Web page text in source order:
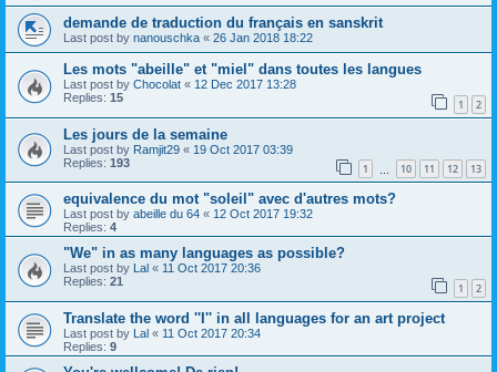
demande de traduction du français en sanskrit
Last post by nanouschka « 26 Jan 2018 18:22
Les mots "abeille" et "miel" dans toutes les langues
Last post by Chocolat « 12 Dec 2017 13:28
Replies: 15 1 2
Les jours de la semaine
Last post by Ramjit29 « 19 Oct 2017 03:39
Replies: 193 1 10 11 12 13
equivalence du mot "soleil" avec d'autres mots?
Last post by abeille du 64 « 12 Oct 2017 19:32
Replies: 4
"We" in as many languages as possible?
Last post by Lal « 11 Oct 2017 20:36
Replies: 21 1 2
Translate the word ''I'' in all languages for an art project
Last post by Lal « 11 Oct 2017 20:34
Replies: 9